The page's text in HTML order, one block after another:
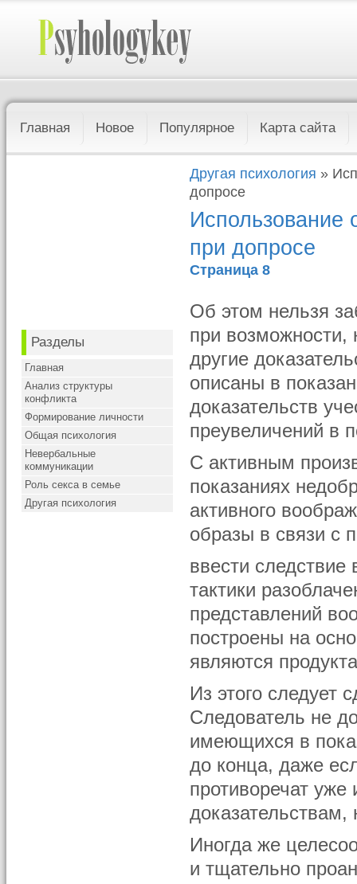
Главная Новое Популярное Карта сайта
Разделы
Главная
Анализ структуры
конфликта
Формирование личности
Общая психология
Невербальные
коммуникации
Роль секса в семье
Другая психология
Другая психология »
допросе
Использование
при допросе
Страница 8
Об этом нельзя
при возможности,
другие
описаны в
доказательств
преувеличений в
С активным
показаниях
активного
образы в связи с
ввести
тактики
представлений
построены на
являются
Из этого следует
Следователь не
имеющихся в
до конца, даже
противоречат
Иногда же
и тщательно